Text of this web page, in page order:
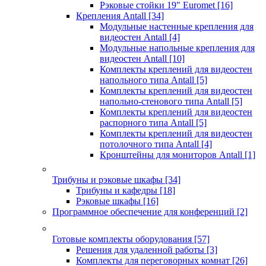
Рэковые стойки 19" Euromet [16]
Крепления Antall [34]
Модульные настенные крепления для
видеостен Antall [4]
Модульные напольные крепления для
видеостен Antall [10]
Комплекты креплений для видеостен
напольного типа Antall [5]
Комплекты креплений для видеостен
напольно-стенового типа Antall [5]
Комплекты креплений для видеостен
распорного типа Antall [5]
Комплекты креплений для видеостен
потолочного типа Antall [4]
Кронштейны для мониторов Antall [1]
Трибуны и рэковые шкафы [34]
Трибуны и кафедры [18]
Рэковые шкафы [16]
Программное обеспечение для конференций [2]
Готовые комплекты оборудования [57]
Решения для удаленной работы [3]
Комплекты для переговорных комнат [26]